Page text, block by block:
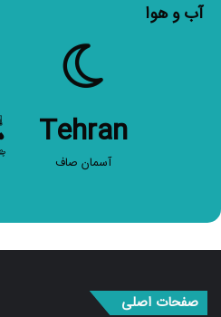
آب و هوا
Tehran
آسمان صاف
صفحات اصلی